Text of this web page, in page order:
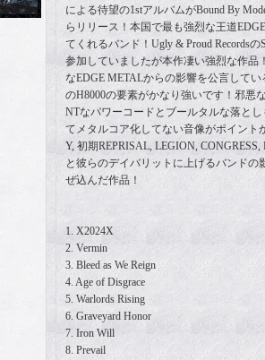
による待望の1stアルバムがBound By
らリリース！本国で最も強烈な王道
てくれるバンド！Ugly & Proud Recordsの
参加していましたが本作凄い強烈な作品
なEDGE METALからの影響を公言してい
のH8000の要素がかなり強いです！邪悪
NTなパワーコードとブールタルな落と
てメタルコア化してない音像がポイント
Y, 初期REPRISAL, LEGION, CONGRESS,
と彼らのデイバリットに上げるバンドの
ぜ込んだ作品！
1. X2024X
2. Vermin
3. Bleed as We Reign
4. Age of Disgrace
5. Warlords Rising
6. Graveyard Honor
7. Iron Will
8. Prevail